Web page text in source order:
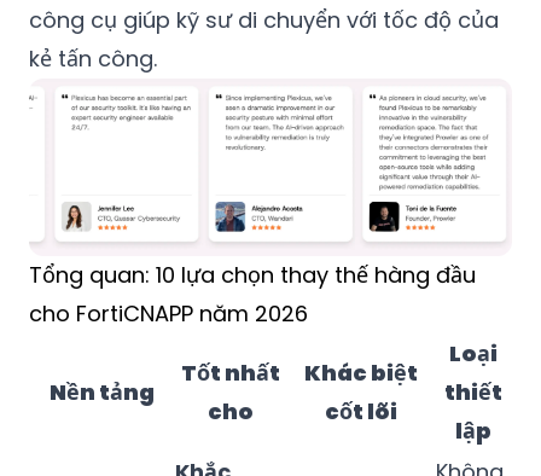
công cụ giúp kỹ sư di chuyển với tốc độ của
kẻ tấn công.
Tổng quan: 10 lựa chọn thay thế hàng đầu
cho FortiCNAPP năm 2026
Nền tảng
Tốt nhất
cho
Khác biệt
cốt lõi
Loại
thiết
lập